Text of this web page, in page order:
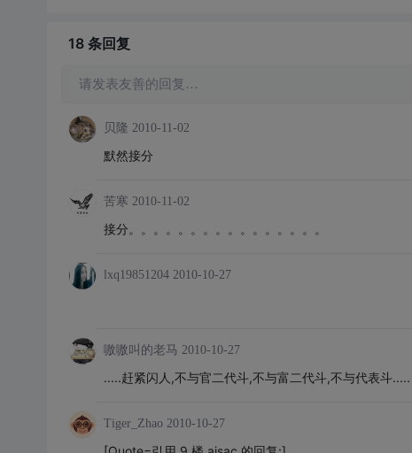
18 条回复
请发表友善的回复…
贝隆 2010-11-02
默然接分
苦寒 2010-11-02
接分。。。。。。。。。。。。。。。。
lxq19851204 2010-10-27
嗷嗷叫的老马 2010-10-27
.....赶紧闪人,不与官二代斗,不与富二代斗,不与代表斗.....
Tiger_Zhao 2010-10-27